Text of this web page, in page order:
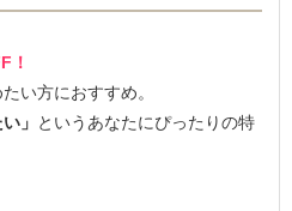
！
い方におすすめ。
」 というあなたにぴったりの特